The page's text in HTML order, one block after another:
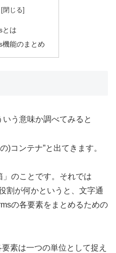
とは
機能のまとめ
いう意味か調べてみると
)コンテナ”と出てきます。
のことです。それでは
割が何かというと、文字通
の各要素をまとめるための
素は一つの単位として捉え